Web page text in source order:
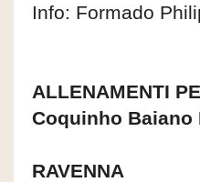
Info: Formado
ALLENAMENTI
Coquinho Baiano
RAVENNA